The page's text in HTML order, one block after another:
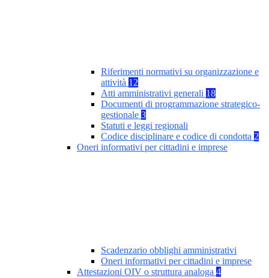
Riferimenti normativi su organizzazione e
attività 12
Atti amministrativi generali 18
Documenti di programmazione strategico-
gestionale 3
Statuti e leggi regionali
Codice disciplinare e codice di condotta 2
Oneri informativi per cittadini e imprese
Scadenzario obblighi amministrativi
Oneri informativi per cittadini e imprese
Attestazioni OIV o struttura analoga 4